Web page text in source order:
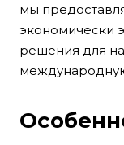
мы
экономически
решения для